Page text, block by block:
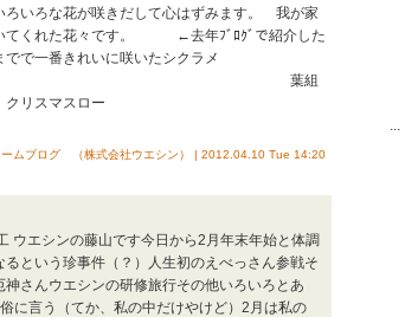
な花が咲きだして心はずみます。 我が家
いてくれた花々です。 ←去年ﾌﾞﾛｸﾞで紹介した
一番きれいに咲いたシクラメ
組
スマスロー
...
ームブログ （株式会社ウエシン） | 2012.04.10 Tue 14:20
ウエシンの藤山です今日から2月年末年始と体調
という珍事件（？）人生初のえべっさん参戦そ
さんウエシンの研修旅行その他いろいろとあ
に言う（てか、私の中だけやけど）2月は私の